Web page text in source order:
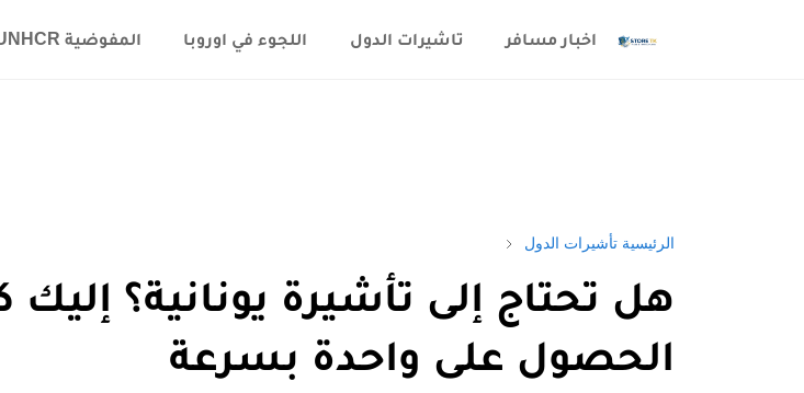
اخبار مسافر تاشيرات الدول اللجوء في اوروبا المفوضية UNHCR
الرئيسية تأشيرات الدول
هل تحتاج إلى تأشيرة يونانية؟ إليك
الحصول على واحدة بسرعة